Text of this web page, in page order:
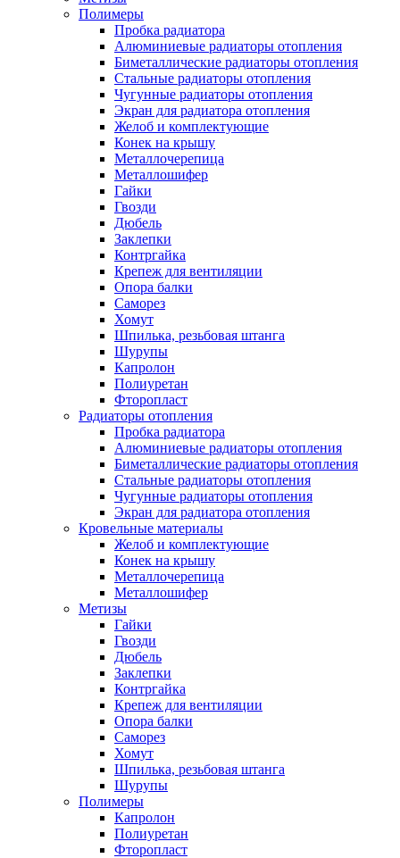
Полимеры
Пробка радиатора
Алюминиевые радиаторы отопления
Биметаллические радиаторы отопления
Стальные радиаторы отопления
Чугунные радиаторы отопления
Экран для радиатора отопления
Желоб и комплектующие
Конек на крышу
Металлочерепица
Металлошифер
Гайки
Гвозди
Дюбель
Заклепки
Контргайка
Крепеж для вентиляции
Опора балки
Саморез
Хомут
Шпилька, резьбовая штанга
Шурупы
Капролон
Полиуретан
Фторопласт
Радиаторы отопления
Пробка радиатора
Алюминиевые радиаторы отопления
Биметаллические радиаторы отопления
Стальные радиаторы отопления
Чугунные радиаторы отопления
Экран для радиатора отопления
Кровельные материалы
Желоб и комплектующие
Конек на крышу
Металлочерепица
Металлошифер
Метизы
Гайки
Гвозди
Дюбель
Заклепки
Контргайка
Крепеж для вентиляции
Опора балки
Саморез
Хомут
Шпилька, резьбовая штанга
Шурупы
Полимеры
Капролон
Полиуретан
Фторопласт